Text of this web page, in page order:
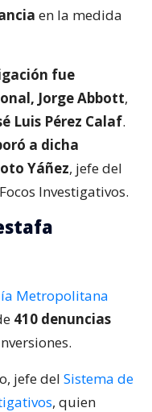
en la medida
fue
Jorge Abbott,
Luis Pérez Calaf.
a dicha
Yáñez, jefe del
Investigativos.
Metropolitana
410 denuncias
jefe del Sistema de
, quien